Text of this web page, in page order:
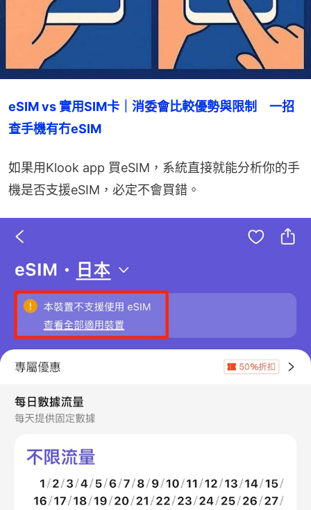
eSIM vs 實用SIM卡｜消委會比較優勢與限制　一招
查手機有冇eSIM
如果用Klook app 買eSIM，系統直接就能分析你的手
機是否支援eSIM，必定不會買錯。